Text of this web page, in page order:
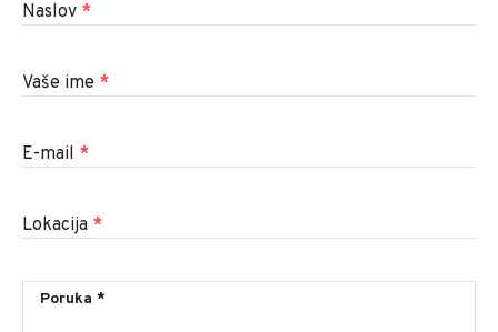
Naslov *
Vaše ime *
E-mail *
Lokacija *